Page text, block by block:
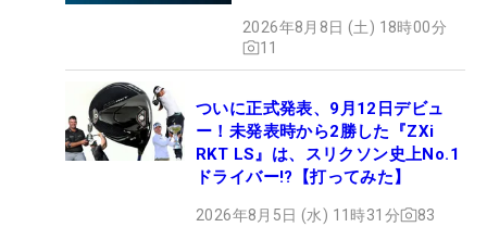
2026年8月8日 (土) 18時00分
11
ついに正式発表、9月12日デビュ
ー！未発表時から2勝した『ZXi
RKT LS』は、スリクソン史上No.1
ドライバー!?【打ってみた】
2026年8月5日 (水) 11時31分 83